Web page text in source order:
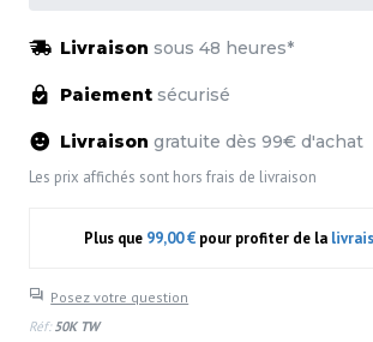
Livraison sous 48 heures*
Paiement sécurisé
Livraison gratuite dès 99€ d'achat
Les prix affichés sont hors frais de livraison
Plus que 99,00 €pour profiter de la
Posez votre question
Réf: 50K TW